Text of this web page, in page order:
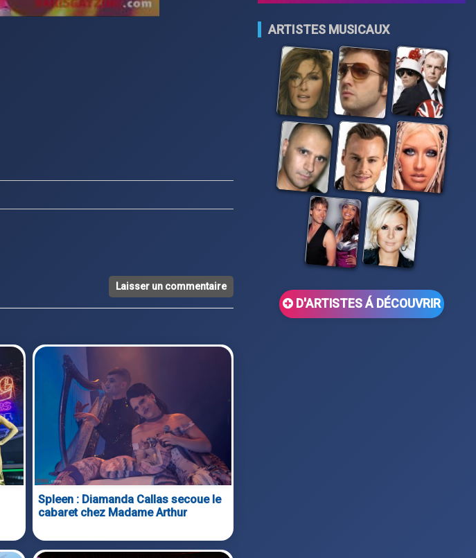
Laisser un commentaire
Spleen : Diamanda Callas secoue le
cabaret chez Madame Arthur
ARTISTES MUSICAUX
D'ARTISTES Á DÉCOUVRIR